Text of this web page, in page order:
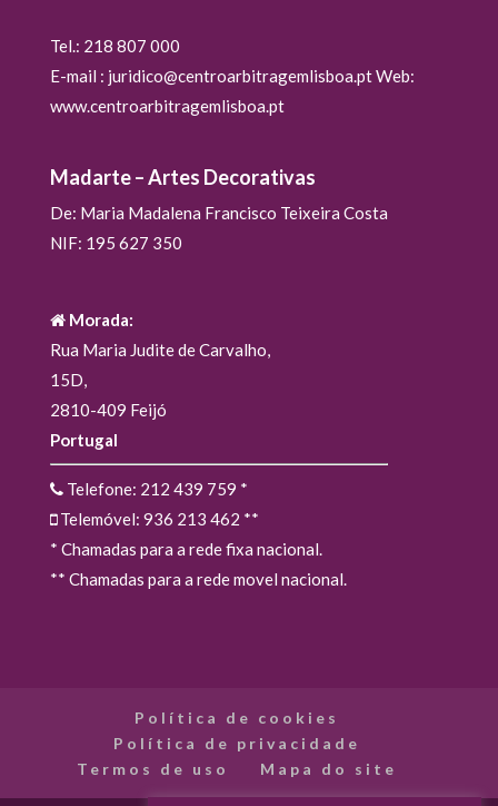
Tel.: 218 807 000
E-mail : juridico@centroarbitragemlisboa.pt Web:
www.centroarbitragemlisboa.pt
Madarte – Artes Decorativas
De: Maria Madalena Francisco Teixeira Costa
NIF: 195 627 350
Morada:
Rua Maria Judite de Carvalho,
15D,
2810-409 Feijó
Portugal
Telefone: 212 439 759 *
Telemóvel: 936 213 462 **
* Chamadas para a rede fixa nacional.
** Chamadas para a rede movel nacional.
Política de cookies
Política de privacidade
Termos de uso
Mapa do site